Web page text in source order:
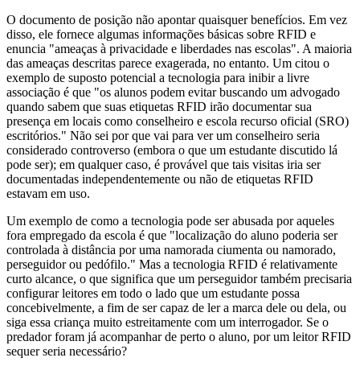
O documento de posição não apontar quaisquer benefícios. Em vez
disso, ele fornece algumas informações básicas sobre RFID e
enuncia "ameaças à privacidade e liberdades nas escolas". A maioria
das ameaças descritas parece exagerada, no entanto. Um citou o
exemplo de suposto potencial a tecnologia para inibir a livre
associação é que "os alunos podem evitar buscando um advogado
quando sabem que suas etiquetas RFID irão documentar sua
presença em locais como conselheiro e escola recurso oficial (SRO)
escritórios." Não sei por que vai para ver um conselheiro seria
considerado controverso (embora o que um estudante discutido lá
pode ser); em qualquer caso, é provável que tais visitas iria ser
documentadas independentemente ou não de etiquetas RFID
estavam em uso.
Um exemplo de como a tecnologia pode ser abusada por aqueles
fora empregado da escola é que "localização do aluno poderia ser
controlada à distância por uma namorada ciumenta ou namorado,
perseguidor ou pedófilo." Mas a tecnologia RFID é relativamente
curto alcance, o que significa que um perseguidor também precisaria
configurar leitores em todo o lado que um estudante possa
concebivelmente, a fim de ser capaz de ler a marca dele ou dela, ou
siga essa criança muito estreitamente com um interrogador. Se o
predador foram já acompanhar de perto o aluno, por um leitor RFID
sequer seria necessário?